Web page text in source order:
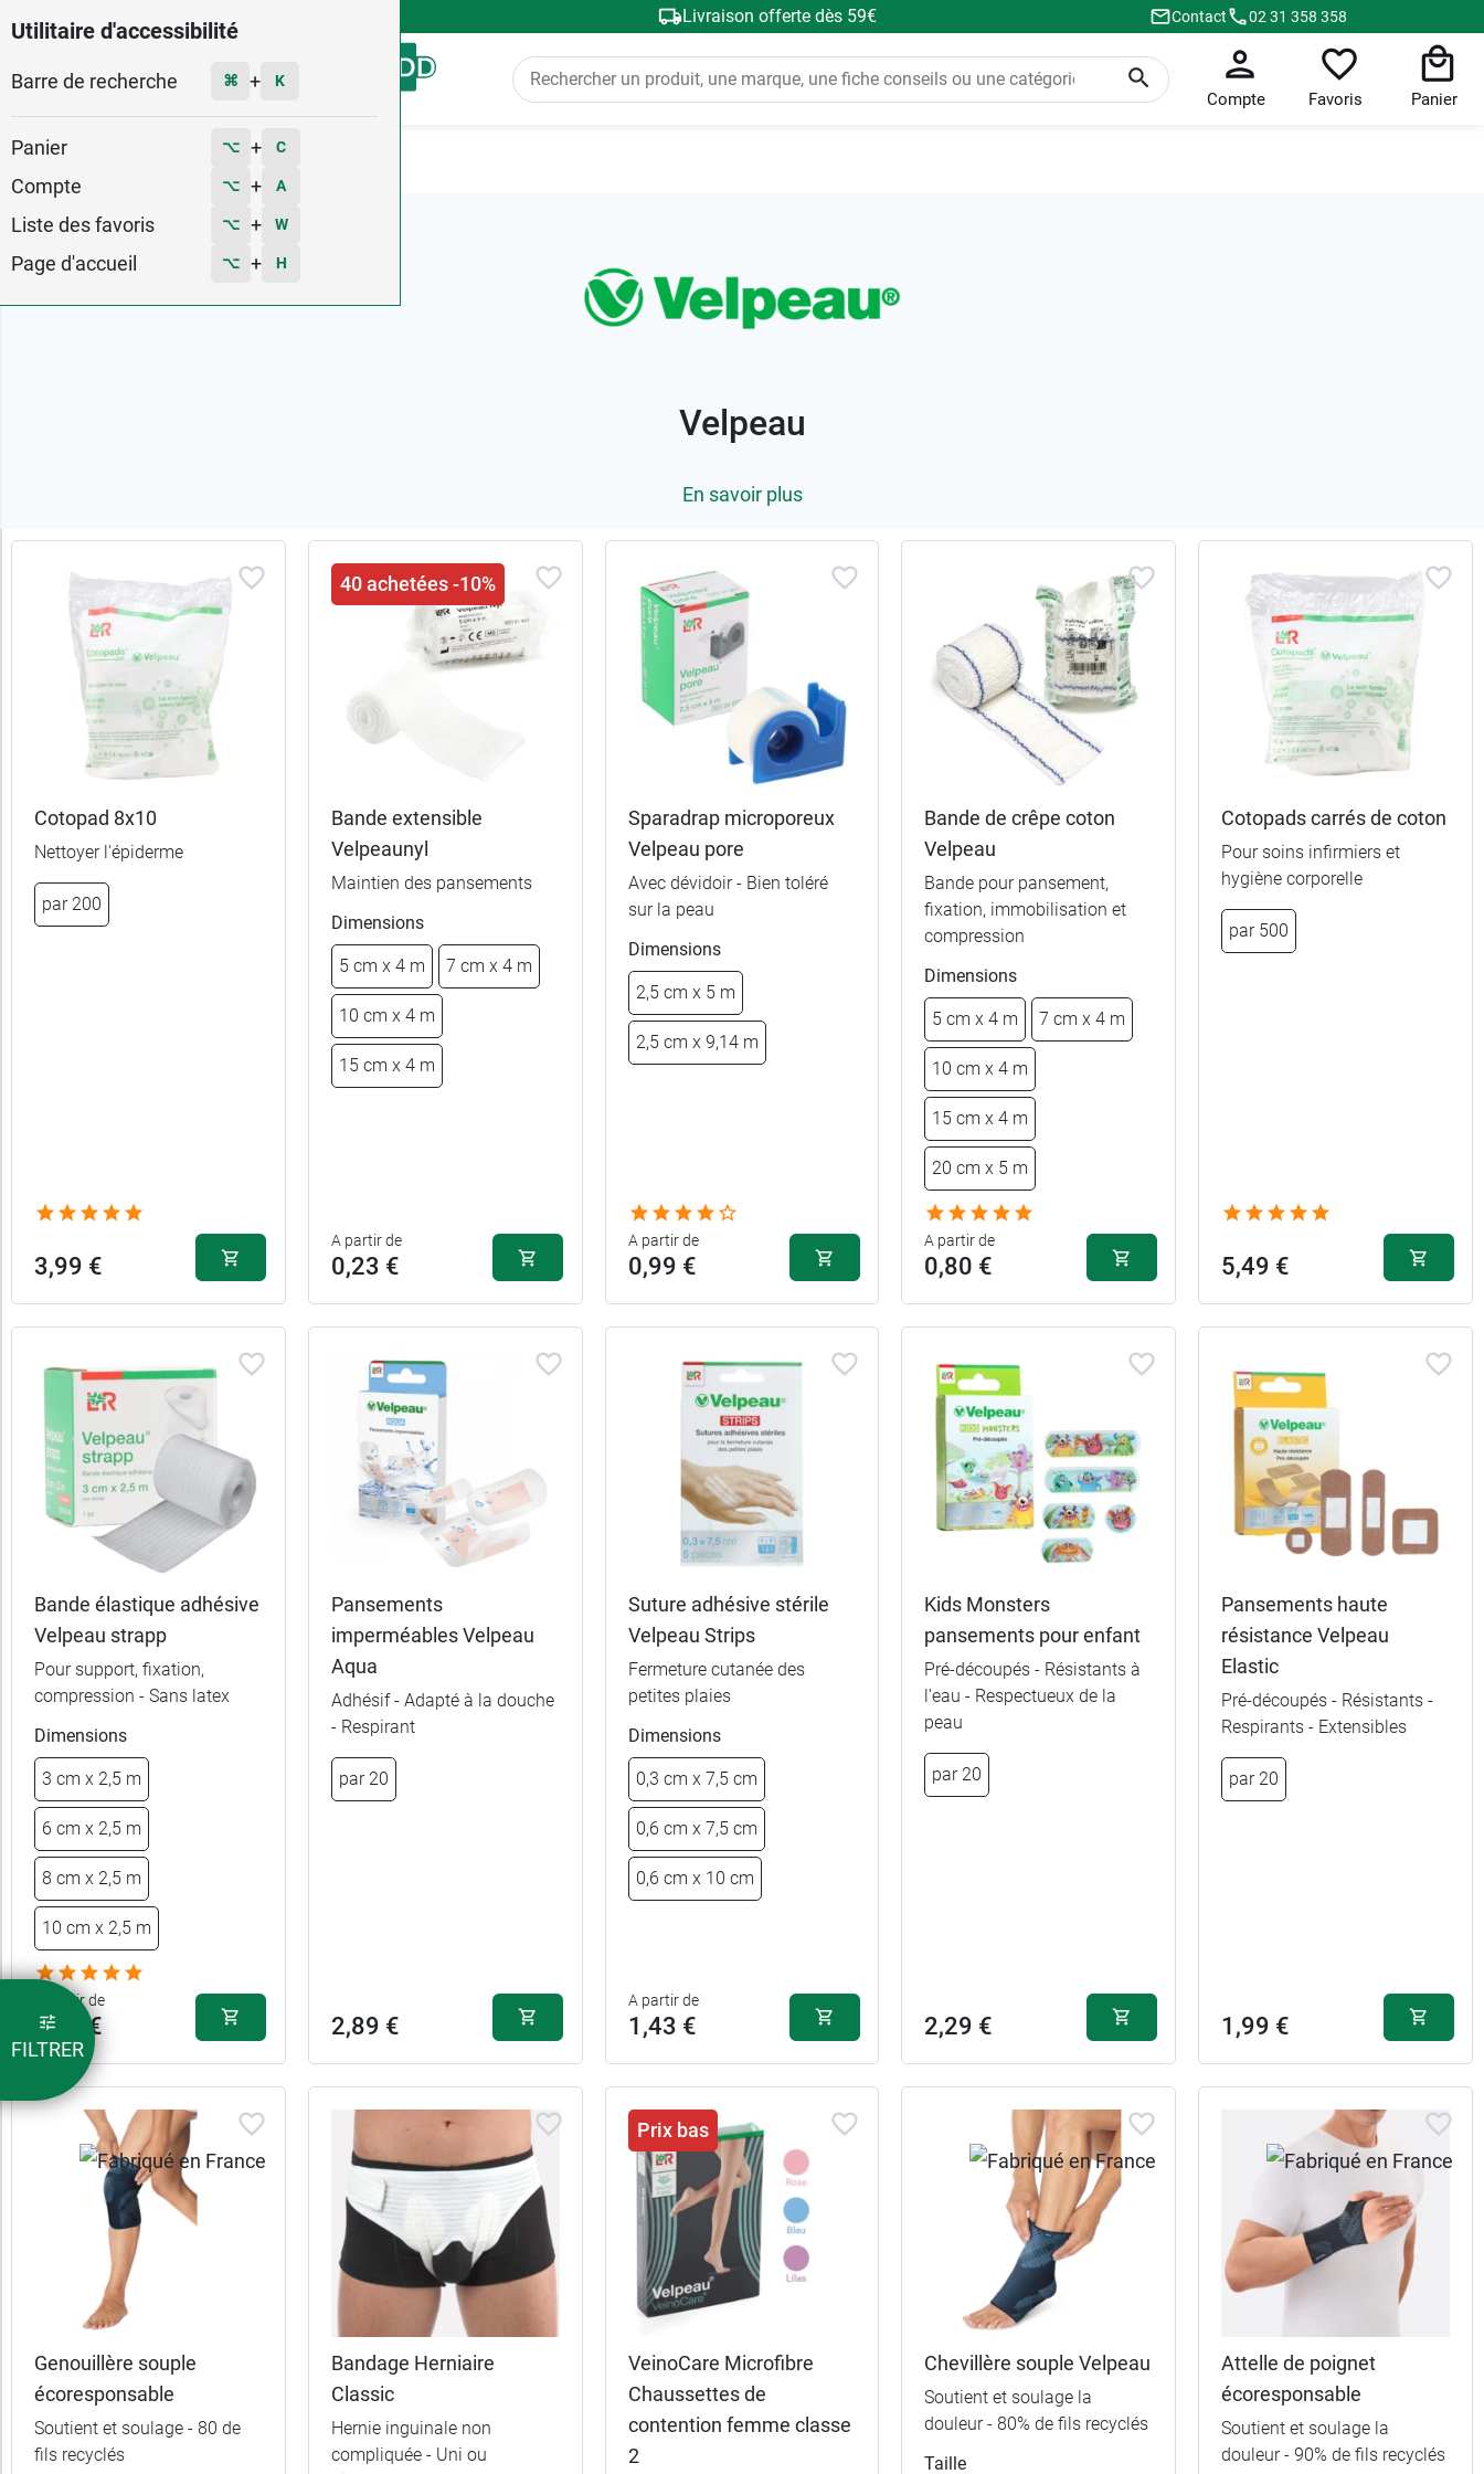
Utilitaire d'accessibilité
Barre de recherche ⌘ + K
Panier ⌥ + C
Compte ⌥ + A
Liste des favoris ⌥ + W
Page d'accueil ⌥ + H
Livraison offerte dès 59€ Contact 02 31 358 358
Menu
Compte Favoris Panier
Velpeau
En savoir plus
produits
Catégories
Promotions
Activité
Caractéristiques
Matière
Modèle
Pansement
FILTRER
Cotopad 8x10
Nettoyer l'épiderme
par 200
3,99 €
40 achetées -10%
Bande extensible
Velpeaunyl
Maintien des pansements
Dimensions
5 cm x 4 m 7 cm x 4 m
10 cm x 4 m
15 cm x 4 m
A partir de
0,23 €
5 cm x 4 m
Sparadrap microporeux
Velpeau pore
Avec dévidoir - Bien toléré
sur la peau
Dimensions
2,5 cm x 5 m
2,5 cm x 9,14 m
A partir de
0,99 €
Bande de crêpe coton
Velpeau
Bande pour pansement,
fixation, immobilisation et
compression
Dimensions
5 cm x 4 m 7 cm x 4 m
10 cm x 4 m
15 cm x 4 m
20 cm x 5 m
A partir de
0,80 €
7 cm x 4 m
Cotopads carrés de coton
Pour soins infirmiers et
hygiène corporelle
par 500
5,49 €
Bande élastique adhésive
Velpeau strapp
Pour support, fixation,
compression - Sans latex
Dimensions
3 cm x 2,5 m
6 cm x 2,5 m
8 cm x 2,5 m
10 cm x 2,5 m
A partir de
3,29 €
Pansements
imperméables Velpeau
Aqua
Adhésif - Adapté à la douche
- Respirant
par 20
2,89 €
Suture adhésive stérile
Velpeau Strips
Fermeture cutanée des
petites plaies
Dimensions
0,3 cm x 7,5 cm
0,6 cm x 7,5 cm
0,6 cm x 10 cm
A partir de
1,43 €
Kids Monsters
pansements pour enfant
Pré-découpés - Résistants à
l'eau - Respectueux de la
peau
par 20
2,29 €
Pansements haute
résistance Velpeau
Elastic
Pré-découpés - Résistants -
Respirants - Extensibles
par 20
1,99 €
Genouillère souple
écoresponsable
Soutient et soulage - 80 de
fils recyclés
Bandage Herniaire
Classic
Hernie inguinale non
compliquée - Uni ou
Prix bas
VeinoCare Microfibre
Chaussettes de
contention femme classe
2
Chevillère souple Velpeau
Soutient et soulage la
douleur - 80% de fils recyclés
Taille
Attelle de poignet
écoresponsable
Soutient et soulage la
douleur - 90% de fils recyclés